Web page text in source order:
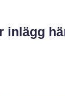
inlägg